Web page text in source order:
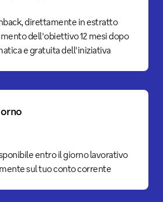
direttamente in estratto
dell'obiettivo 12 mesi dopo
e gratuita dell'iniziativa
entro il giorno lavorativo
sul tuo conto corrente